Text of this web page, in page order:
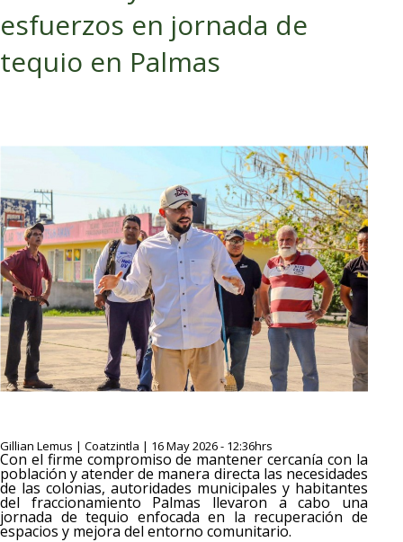
esfuerzos en jornada de
tequio en Palmas
Gillian Lemus | Coatzintla | 16 May 2026 - 12:36hrs
Con el firme compromiso de mantener cercanía con la
población y atender de manera directa las necesidades
de las colonias, autoridades municipales y habitantes
del fraccionamiento Palmas llevaron a cabo una
jornada de tequio enfocada en la recuperación de
espacios y mejora del entorno comunitario.